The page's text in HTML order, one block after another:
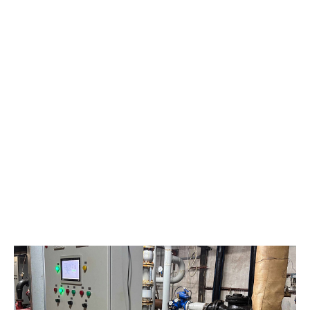
Роман Анденко, начальник ЦДНГ-7. Для работников
месторождения организовано трёхразовое питание. Рацион
формируется с учётом особенностей труда в условиях
нефтедобычи, а меню регулярно обновляется. Помимо
ежедневных блюд, здесь проводят тематические кулинарные